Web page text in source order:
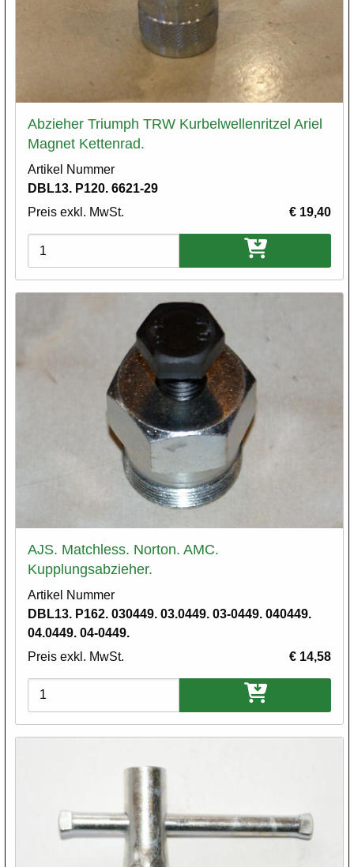
Abzieher Triumph TRW Kurbelwellenritzel Ariel
Magnet Kettenrad.
Artikel Nummer
DBL13. P120. 6621-29
Preis exkl. MwSt.
€ 19,40
Varianten
AJS. Matchless. Norton. AMC.
Kupplungsabzieher.
Artikel Nummer
DBL13. P162. 030449. 03.0449. 03-0449. 040449.
04.0449. 04-0449.
Preis exkl. MwSt.
€ 14,58
Varianten